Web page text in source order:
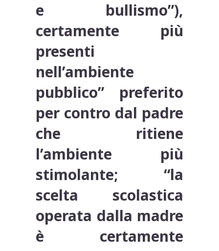
e bullismo”),
certamente più
presenti
nell’ambiente
pubblico” preferito
per contro dal padre
che ritiene
l’ambiente più
stimolante; “la
scelta scolastica
operata dalla madre
è certamente